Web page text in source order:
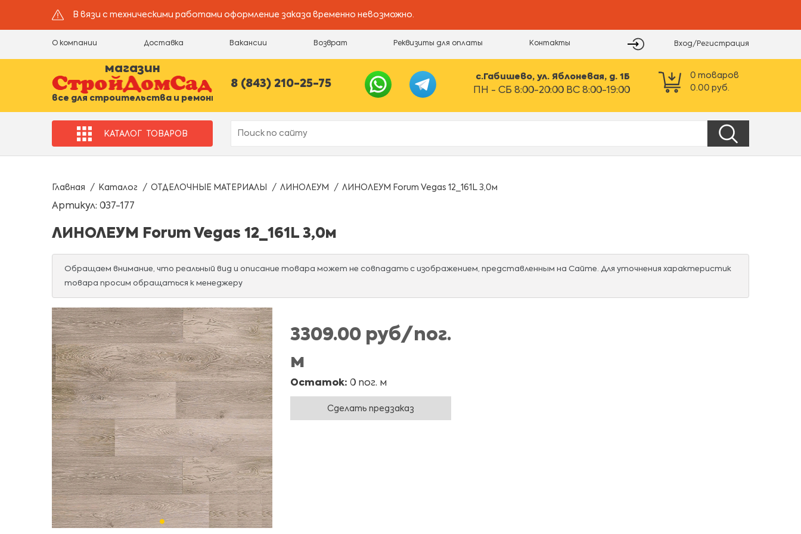
В вязи с техническими работами оформление заказа временно невозможно.
О компании Доставка Вакансии Возврат Реквизиты для оплаты Контакты Вход/Регистрация
магазин
все для строительства и ремонта
8 (843) 210-25-75
с.Габишево, ул. Яблоневая, д. 1Б
ПН - СБ 8:00-20:00 ВС 8:00-19:00
0 товаров
0.00 руб.
КАТАЛОГ ТОВАРОВ
Главная Каталог ОТДЕЛОЧНЫЕ МАТЕРИАЛЫ ЛИНОЛЕУМ ЛИНОЛЕУМ Forum Vegas 12_161L 3,0м
Артикул: 037-177
ЛИНОЛЕУМ Forum Vegas 12_161L 3,0м
Обращаем внимание, что реальный вид и описание товара может не совпадать с изображением, представленным на Сайте. Для уточнения характеристик
товара просим обращаться к менеджеру
3309.00 руб/пог.
м
Остаток: 0 пог. м
Сделать предзаказ